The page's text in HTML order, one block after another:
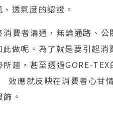
透氣度的認證。
費者溝通，無論通路、
做呢。為了就是要引起
趨，甚至透過GORE-
應就反映在消費者心甘
。